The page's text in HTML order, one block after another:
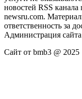
новостей RSS канала
newsru.com.
ответственность за
Администрация сайта
Сайт от bmb3 @ 2025